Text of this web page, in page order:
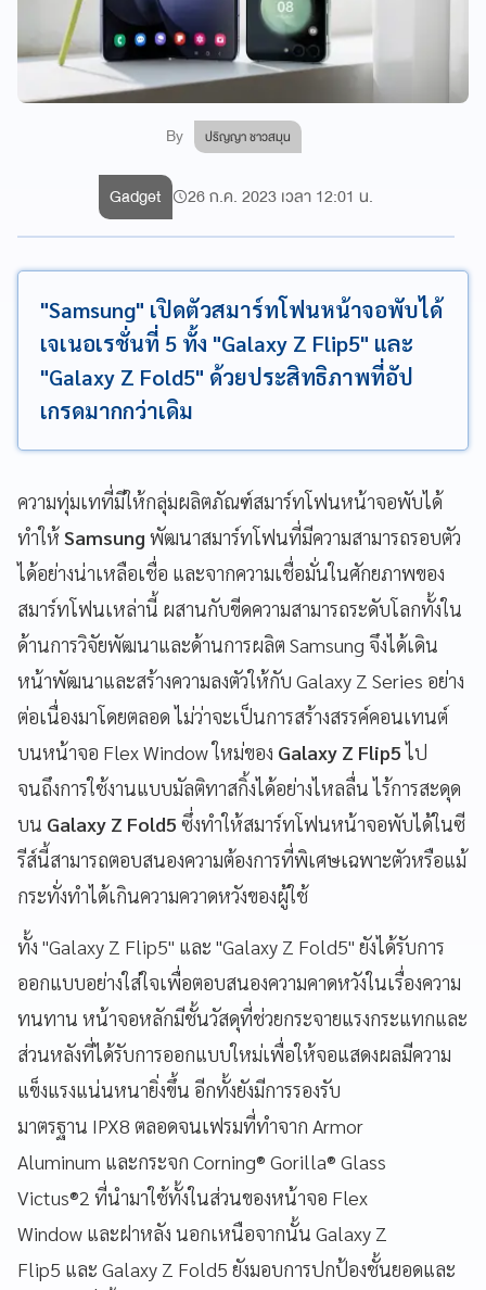
By ปริญญา ชาวสมุน
Gadget 26 ก.ค. 2023 เวลา 12:01 น.
"Samsung" เปิดตัวสมาร์ทโฟนหน้าจอพับได้
เจเนอเรชั่นที่ 5 ทั้ง "Galaxy Z Flip5" และ
"Galaxy Z Fold5" ด้วยประสิทธิภาพที่อัป
เกรดมากกว่าเดิม
ความทุ่มเทที่มีให้กลุ่มผลิตภัณฑ์สมาร์ทโฟนหน้าจอพับได้
ทำให้ Samsung พัฒนาสมาร์ทโฟนที่มีความสามารถรอบตัว
ได้อย่างน่าเหลือเชื่อ และจากความเชื่อมั่นในศักยภาพของ
สมาร์ทโฟนเหล่านี้ ผสานกับขีดความสามารถระดับโลกทั้งใน
ด้านการวิจัยพัฒนาและด้านการผลิต Samsung จึงได้เดิน
หน้าพัฒนาและสร้างความลงตัวให้กับ Galaxy Z Series อย่าง
ต่อเนื่องมาโดยตลอด ไม่ว่าจะเป็นการสร้างสรรค์คอนเทนต์
บนหน้าจอ Flex Window ใหม่ของ Galaxy Z Flip5ไป
จนถึงการใช้งานแบบมัลติทาสกิ้งได้อย่างไหลลื่น ไร้การสะดุด
บน Galaxy Z Fold5 ซึ่งทำให้สมาร์ทโฟนหน้าจอพับได้ในซี
รีส์นี้สามารถตอบสนองความต้องการที่พิเศษเฉพาะตัวหรือแม้
กระทั่งทำได้เกินความควาดหวังของผู้ใช้
ทั้ง "Galaxy Z Flip5" และ "Galaxy Z Fold5" ยังได้รับการ
ออกแบบอย่างใส่ใจเพื่อตอบสนองความคาดหวังในเรื่องความ
ทนทาน หน้าจอหลักมีชั้นวัสดุที่ช่วยกระจายแรงกระแทกและ
ส่วนหลังที่ได้รับการออกแบบใหม่เพื่อให้จอแสดงผลมีความ
แข็งแรงแน่นหนายิ่งขึ้น อีกทั้งยังมีการรองรับ
มาตรฐาน IPX8 ตลอดจนเฟรมที่ทำจาก Armor
Aluminum และกระจก Corning® Gorilla® Glass
Victus®2 ที่นำมาใช้ทั้งในส่วนของหน้าจอ Flex
Window และฝาหลัง นอกเหนือจากนั้น Galaxy Z
Flip5 และ Galaxy Z Fold5 ยังมอบการปกป้องชั้นยอดและ